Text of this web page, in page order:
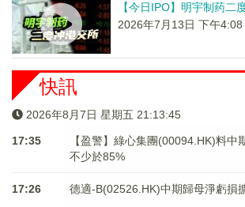
【今日IPO】明宇制药二
2026年7月13日 下午4:08
快訊
2026年8月7日 星期五 21:13:45
17:35
【盈警】綠心集團(00094.HK)料中
不少於85%
17:26 德適-B(02526.HK)中期歸母淨虧損